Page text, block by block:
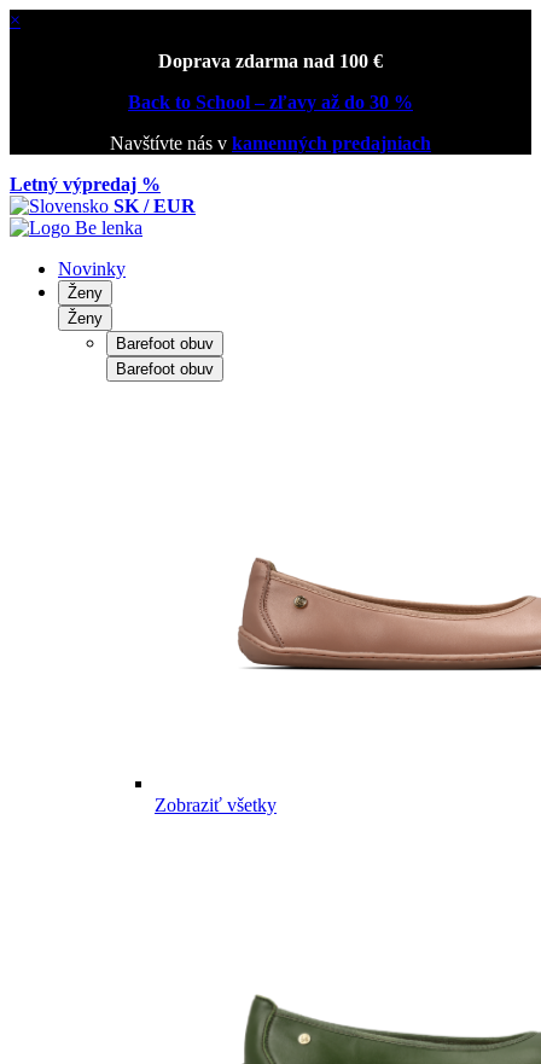
×
Doprava zdarma nad 100 €
Back to School – zľavy až do 30 %
Navštívte nás v kamenných predajniach
Letný výpredaj %
SK / EUR
Novinky
Ženy
Ženy
Barefoot obuv
Barefoot obuv
Zobraziť všetky